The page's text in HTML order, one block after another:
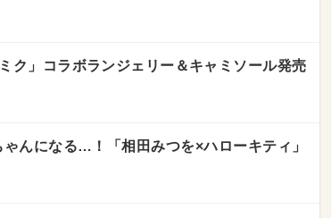
ク」コラボランジェリー＆キャミソール発売
んになる…！「相田みつを×ハローキティ」